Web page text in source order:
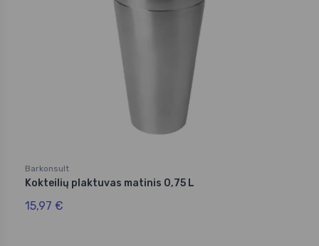
Barkonsult
Kokteilių plaktuvas matinis 0,75 L
15,97 €